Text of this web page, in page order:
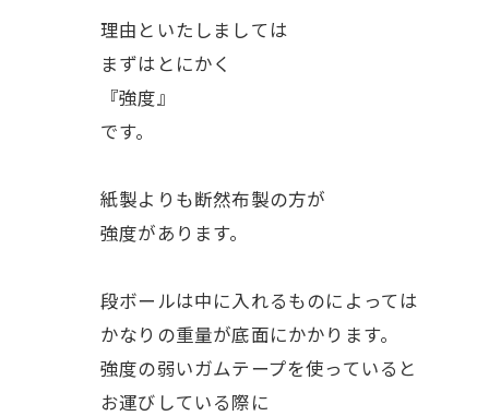
理由といたしましては
まずはとにかく
『強度』
です。
紙製よりも断然布製の方が
強度があります。
段ボールは中に入れるものによっては
かなりの重量が底面にかかります。
強度の弱いガムテープを使っていると
お運びしている際に